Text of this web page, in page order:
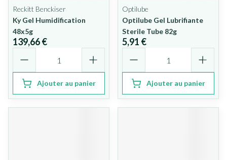
Reckitt Benckiser
Ky Gel Humidification
48x5g
139,66 €
Ajouter au panier
Optilube
Optilube Gel Lubrifiante
Sterile Tube 82g
5,91 €
Ajouter au panier